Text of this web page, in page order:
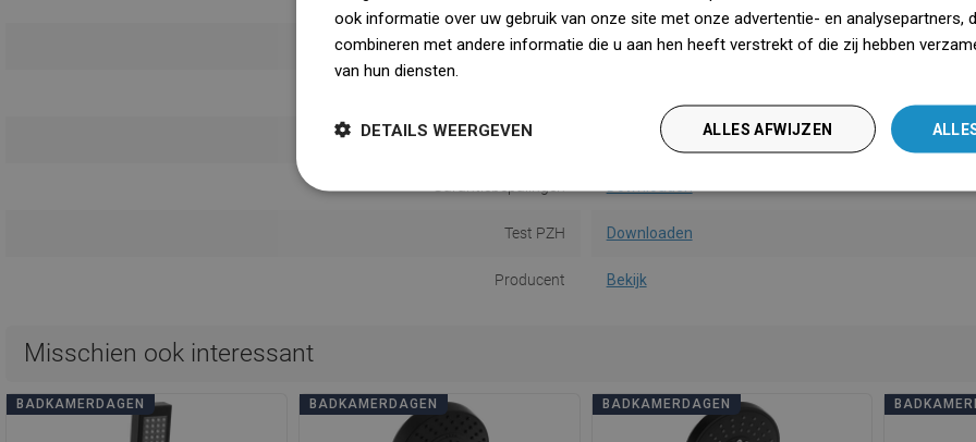
Niet-draaiend Ja
Veiligheidsinformatie Downloaden
Test PZH Downloaden
Producent Bekijk
Misschien ook interessant
BADKAMERDAGEN BADKAMERDAGEN BADKAMERDAGEN
ook informatie over uw gebruik van onze site met onze advertentie- en analysepartners,
combineren met andere informatie die u aan hen heeft verstrekt of die zij hebben
van hun diensten.
ALLES AFWIJZEN
DETAILS WEERGEVEN